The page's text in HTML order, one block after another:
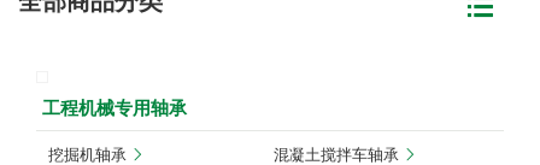
工程机械专用轴承
挖掘机轴承
混凝土搅拌车轴承